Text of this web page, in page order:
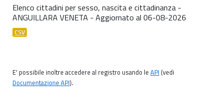
Elenco cittadini per sesso, nascita e cittadinanza -
ANGUILLARA VENETA - Aggiornato al 06-08-2026
CSV
E' possibile inoltre accedere al registro usando le API (vedi
Documentazione API).